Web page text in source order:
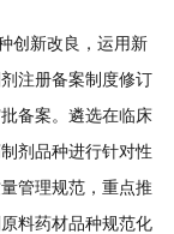
新改良，运用新
注册备案制度修订
备案。遴选在临床
剂品种进行针对性
管理规范，重点推
料药材品种规范化